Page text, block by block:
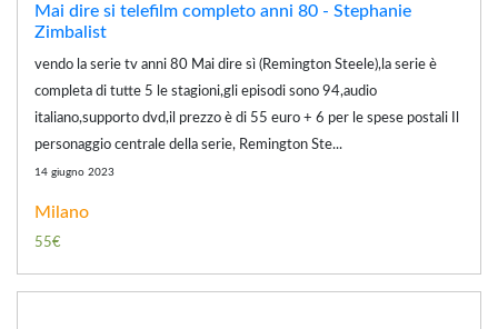
Mai dire si telefilm completo anni 80 - Stephanie
Zimbalist
vendo la serie tv anni 80 Mai dire sì (Remington Steele),la serie è
completa di tutte 5 le stagioni,gli episodi sono 94,audio
italiano,supporto dvd,il prezzo è di 55 euro + 6 per le spese postali Il
personaggio centrale della serie, Remington Ste...
14 giugno 2023
Milano
55€